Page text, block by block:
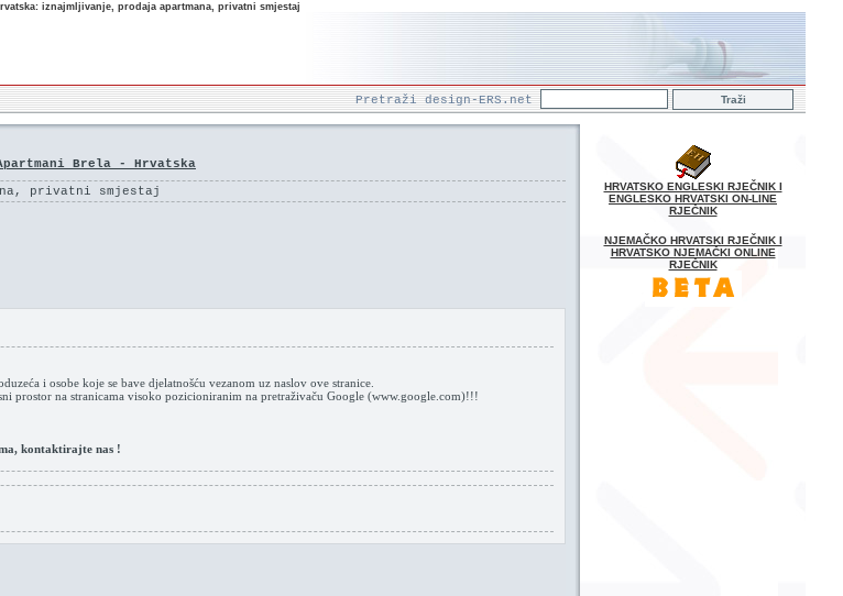
iznajmljivanje, prodaja apartmana, privatni smjestaj
Pretraži design-ERS.net
Brela - Hrvatska
privatni smjestaj
i osobe koje se bave djelatnošću vezanom uz naslov ove stranice.
prostor na stranicama visoko pozicioniranim na pretraživaču Google (www.google.com)!!!
kontaktirajte nas !
HRVATSKO ENGLESKI RJEČNIK I
ENGLESKO HRVATSKI ON-LINE
RJEČNIK
NJEMAČKO HRVATSKI RJEČNIK I
HRVATSKO NJEMAČKI ONLINE
RJEČNIK